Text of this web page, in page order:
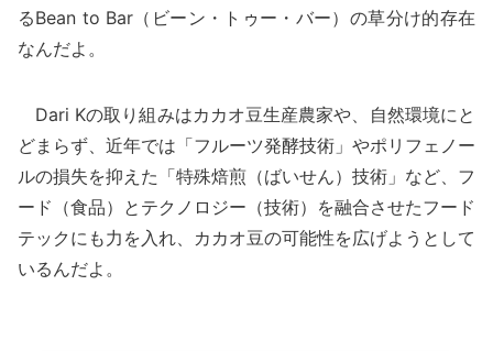
るBean to Bar（ビーン・トゥー・バー）の草分け的存在
なんだよ。
Dari Kの取り組みはカカオ豆生産農家や、自然環境にと
どまらず、近年では「フルーツ発酵技術」やポリフェノー
ルの損失を抑えた「特殊焙煎（ばいせん）技術」など、フ
ード（食品）とテクノロジー（技術）を融合させたフード
テックにも力を入れ、カカオ豆の可能性を広げようとして
いるんだよ。